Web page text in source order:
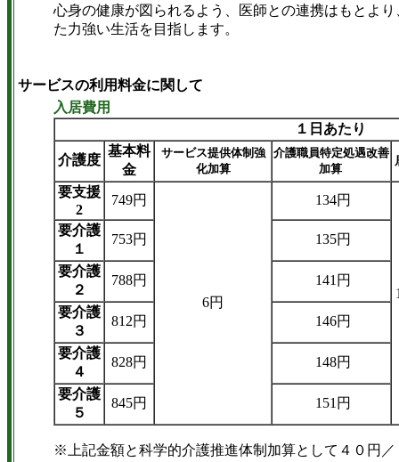
心身の健康が図られるよう、医師との連携はもとよ
た力強い生活を目指します。
サービスの利用料金に関して
入居費用
１日あたり
介護度
基本料
金
サービス提供体制強
化加算
介護職員特定処遇改善
加算
要支援
2
749円
6円
134円
要介護
１
753円 135円
要介護
２
788円 141円
要介護
３
812円 146円
要介護
４
828円 148円
要介護
５
845円 151円
※上記金額と科学的介護推進体制加算として４０円